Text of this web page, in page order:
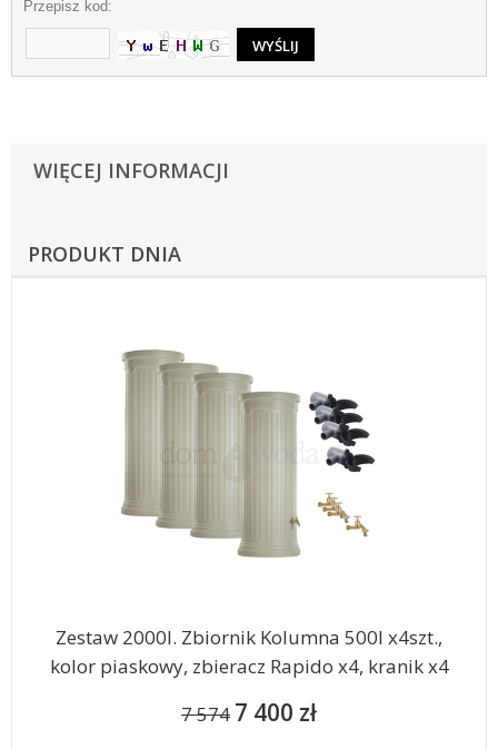
Przepisz kod:
WIĘCEJ INFORMACJI
PRODUKT DNIA
Zestaw 2000l. Zbiornik Kolumna 500l x4szt.,
kolor piaskowy, zbieracz Rapido x4, kranik x4
7 574 7 400 zł